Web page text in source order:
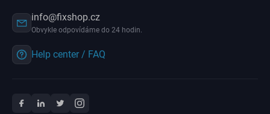
info@fixshop.cz
Obvykle odpovídáme do 24 hodin.
Help center / FAQ